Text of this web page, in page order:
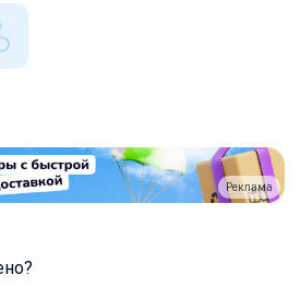
Реклама